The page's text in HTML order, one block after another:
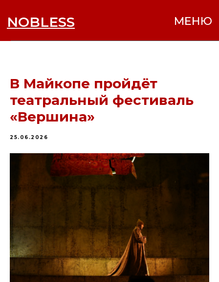
NOBLESS
В Майкопе пройдёт
театральный фестиваль
«Вершина»
25.06.2026